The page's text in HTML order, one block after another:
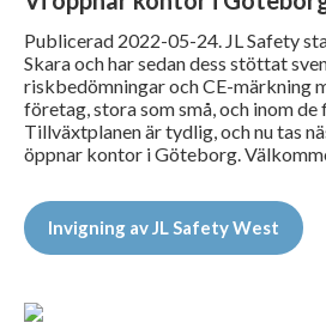
Publicerad 2022-05-24. JL Safety
Skara och har sedan dess stöttat
riskbedömningar och CE-märkning
företag, stora som små, och inom de
Tillväxtplanen är tydlig, och nu tas
öppnar kontor i Göteborg.
Invigning av JL Safety West